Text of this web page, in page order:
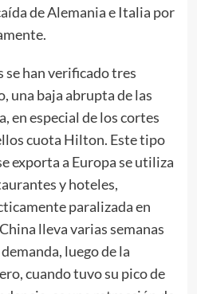
de Alemania e Italia por
se han verificado tres
una baja abrupta de las
en especial de los cortes
cuota Hilton. Este tipo
exporta a Europa se utiliza
y hoteles,
paralizada en
lleva varias semanas
luego de la
cuando tuvo su pico de